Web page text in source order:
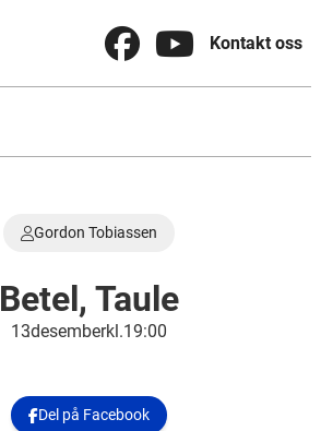
  Kontakt oss
Gordon Tobiassen
Betel, Taule
13.desemberkl.19:00
Del på Facebook